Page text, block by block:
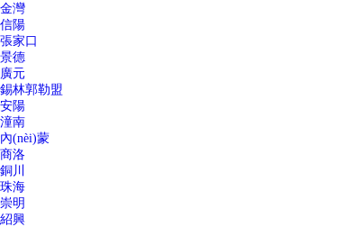
金灣
信陽
張家口
景德
廣元
錫林郭勒盟
安陽
潼南
內(nèi)蒙
商洛
銅川
珠海
崇明
紹興